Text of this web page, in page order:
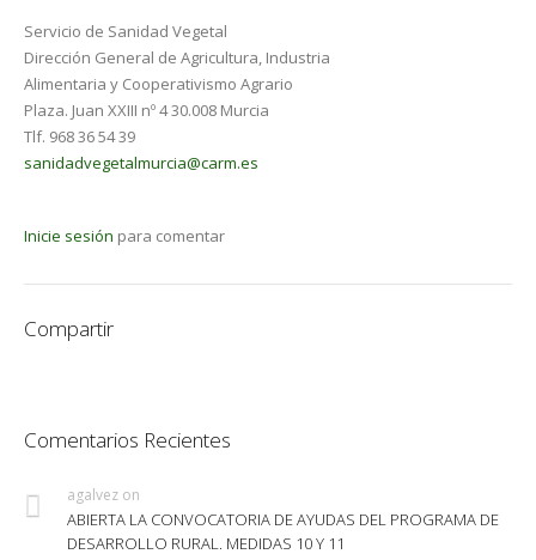
Servicio de Sanidad Vegetal
Dirección General de Agricultura, Industria
Alimentaria y Cooperativismo Agrario
Plaza. Juan XXIII nº 4 30.008 Murcia
Tlf. 968 36 54 39
sanidadvegetalmurcia@carm.es
Inicie sesión para comentar
Compartir
Comentarios Recientes
agalvez on
ABIERTA LA CONVOCATORIA DE AYUDAS DEL PROGRAMA DE
DESARROLLO RURAL. MEDIDAS 10 Y 11